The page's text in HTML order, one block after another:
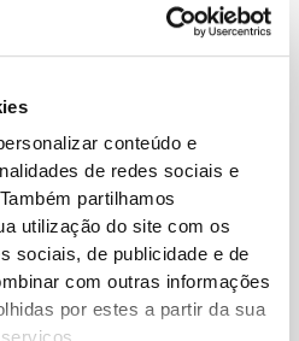
conteúdo e
de redes sociais e
partilhamos
utilização do site com os
sociais, de publicidade e de
com outras informações
por estes a partir da sua
liberdade de movimento
dias.